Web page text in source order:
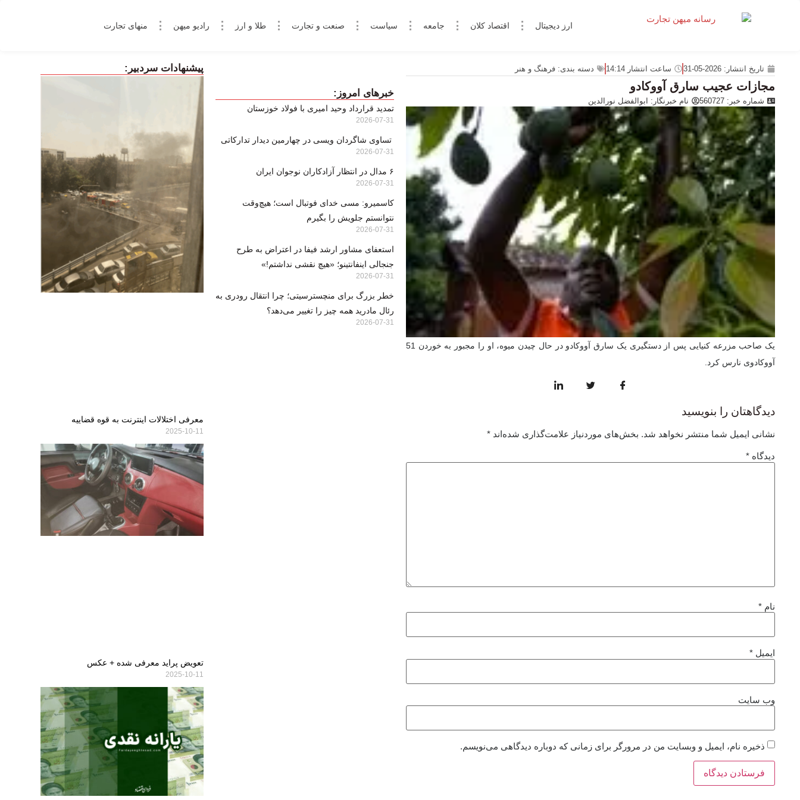
ارز دیجیتال اقتصاد کلان جامعه سیاست صنعت و تجارت طلا و ارز رادیو میهن منهای تجارت
تاریخ انتشار: 2026-05-31 ساعت انتشار 14:14 دسته بندی: فرهنگ و هنر
مجازات عجیب سارق آووکادو
شماره خبر: 560727 نام خبرنگار: ابوالفضل نورالدین
یک صاحب مزرعه کنیایی پس از دستگیری یک سارق آووکادو در حال چیدن میوه، او را مجبور به خوردن 51
آووکادوی نارس کرد.
دیدگاهتان را بنویسید
نشانی ایمیل شما منتشر نخواهد شد. بخش‌های موردنیاز علامت‌گذاری شده‌اند *
دیدگاه *
نام *
ایمیل *
وب‌ سایت
ذخیره نام، ایمیل و وبسایت من در مرورگر برای زمانی که دوباره دیدگاهی می‌نویسم.
خبرهای امروز:
تمدید قرارداد وحید امیری با فولاد خوزستان
2026-07-31
تساوی شاگردان ویسی در چهارمین‌ دیدار تدارکاتی
2026-07-31
۶ مدال در انتظار آزادکاران نوجوان ایران
2026-07-31
کاسمیرو: مسی خدای فوتبال است؛ هیچ‌وقت
نتوانستم جلویش را بگیرم
2026-07-31
استعفای مشاور ارشد فیفا در اعتراض به طرح
جنجالی اینفانتینو؛ «هیچ نقشی نداشتم!»
2026-07-31
خطر بزرگ برای منچسترسیتی؛ چرا انتقال رودری به
رئال مادرید همه چیز را تغییر می‌دهد؟
2026-07-31
پیشنهادات سردبیر:
معرفی اختلالات اینترنت به قوه قضاییه
2025-10-11
تعویض پراید معرفی شده + عکس
2025-10-11